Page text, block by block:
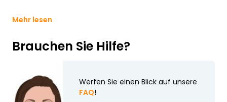
Mehr lesen
Brauchen Sie Hilfe?
Werfen Sie einen Blick auf unsere
FAQ!